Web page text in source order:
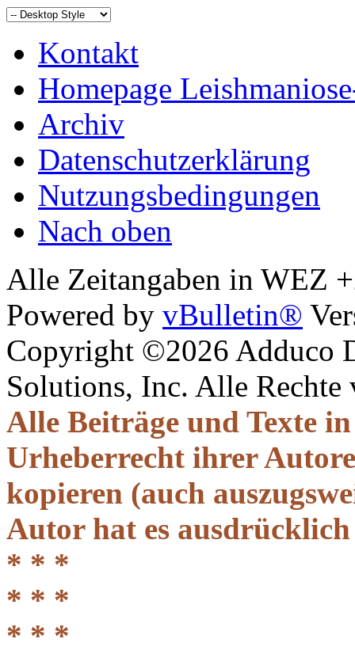
Kontakt
Homepage
Archiv
Datenschutzerklärung
Nutzungsbedingungen
Nach oben
Alle Zeitangaben in WEZ
Powered by vBulletin®
Copyright ©2026 Adduco
Solutions, Inc. Alle Rechte
Alle Beiträge und Texte
Urheberrecht ihrer
kopieren (auch
Autor hat es
* * *
* * *
* * *